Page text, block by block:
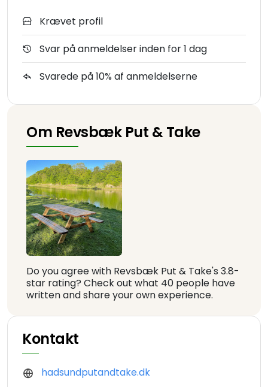
Krævet profil
Svar på anmeldelser inden for 1 dag
Svarede på 10% af anmeldelserne
Om Revsbæk Put & Take
Do you agree with Revsbæk Put & Take's 3.8-
star rating? Check out what 40 people have
written and share your own experience.
Kontakt
hadsundputandtake.dk